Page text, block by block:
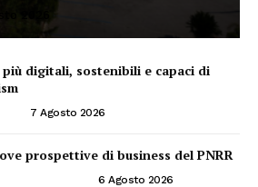
2026
digitali, sostenibili e capaci di
7 Agosto 2026
prospettive di business del PNRR
6 Agosto 2026